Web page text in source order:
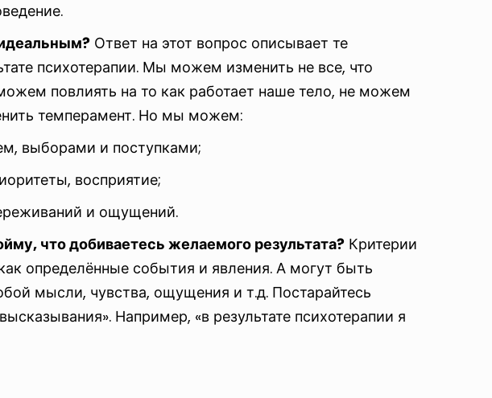
Ответ на этот вопрос описывает те
психотерапии. Мы можем изменить не все, что
повлиять на то как работает наше тело, не можем
темперамент. Но мы можем:
выборами и поступками;
восприятие;
и ощущений.
что добиваетесь желаемого результата? Критерии
определённые события и явления. А могут быть
мысли, чувства, ощущения и т.д. Постарайтесь
Например, «в результате психотерапии я